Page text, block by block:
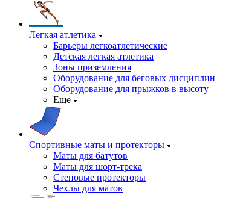
Легкая атлетика
Барьеры легкоатлетические
Детская легкая атлетика
Зоны приземления
Оборудование для беговых дисциплин
Оборудование для прыжков в высоту
Еще
Спортивные маты и протекторы
Маты для батутов
Маты для шорт-трека
Стеновые протекторы
Чехлы для матов